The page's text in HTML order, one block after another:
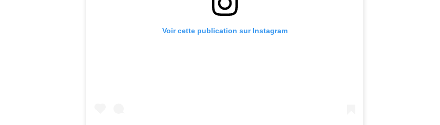
Voir cette publication sur Instagram